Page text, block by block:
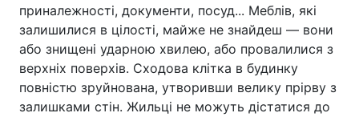
приналежності, документи, посуд... Меблів, які
залишилися в цілості, майже не знайдеш — вони
або знищені ударною хвилею, або провалилися з
верхніх поверхів. Сходова клітка в будинку
повністю зруйнована, утворивши велику прірву з
залишками стін. Жильці не можуть дістатися до